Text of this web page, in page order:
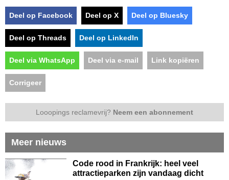
Deel op Facebook Deel op X Deel op Bluesky
Deel op Threads Deel op LinkedIn
Deel via WhatsApp Deel via e-mail Link kopiëren
Corrigeer
Looopings reclamevrij? Neem een abonnement
Meer nieuws
Code rood in Frankrijk: heel veel
attractieparken zijn vandaag dicht